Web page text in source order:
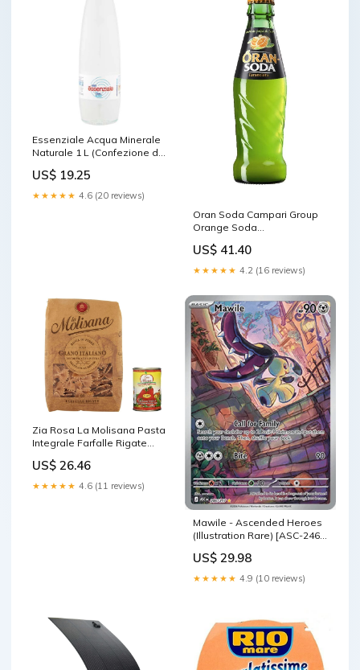
Essenziale Acqua Minerale
Naturale 1 L (Confezione da
Original Milly
US$ 19.25
★★★★★ 4.6 (20 reviews)
Oran Soda Campari Group
Orange Soda
Glasflasche 200 ml
alkoholfreies
kohlensäurehaltiges
Original Die Angelica
US$ 41.40
★★★★★ 4.2 (16 reviews)
Zia Rosa La Molisana Pasta
Integrale Farfalle Rigate
Vollkornpasta,100%
italienischer
Weizen,Bronzepaste 500 g
US$ 26.46
★★★★★ 4.6 (11 reviews)
Mawile - Ascended Heroes
(Illustration Rare) [ASC-246]
US$ 29.98
★★★★★ 4.9 (10 reviews)